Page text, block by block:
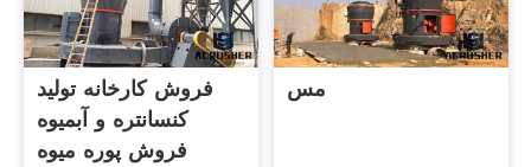
فروش کارخانه تولید
کنسانتره و آبمیوه
فروش پوره میوه
مس